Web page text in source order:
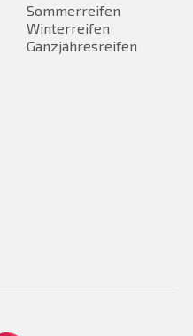
Sommerreifen
Winterreifen
Ganzjahresreifen